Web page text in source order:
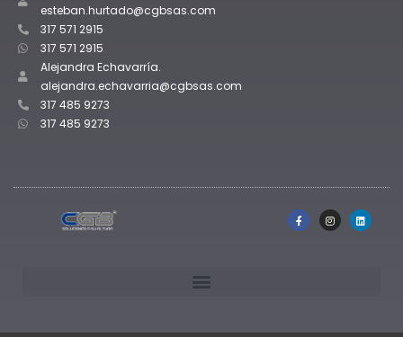
esteban.hurtado@cgbsas.com
317 571 2915
317 571 2915
Alejandra Echavarría.
alejandra.echavarria@cgbsas.com
317 485 9273
317 485 9273